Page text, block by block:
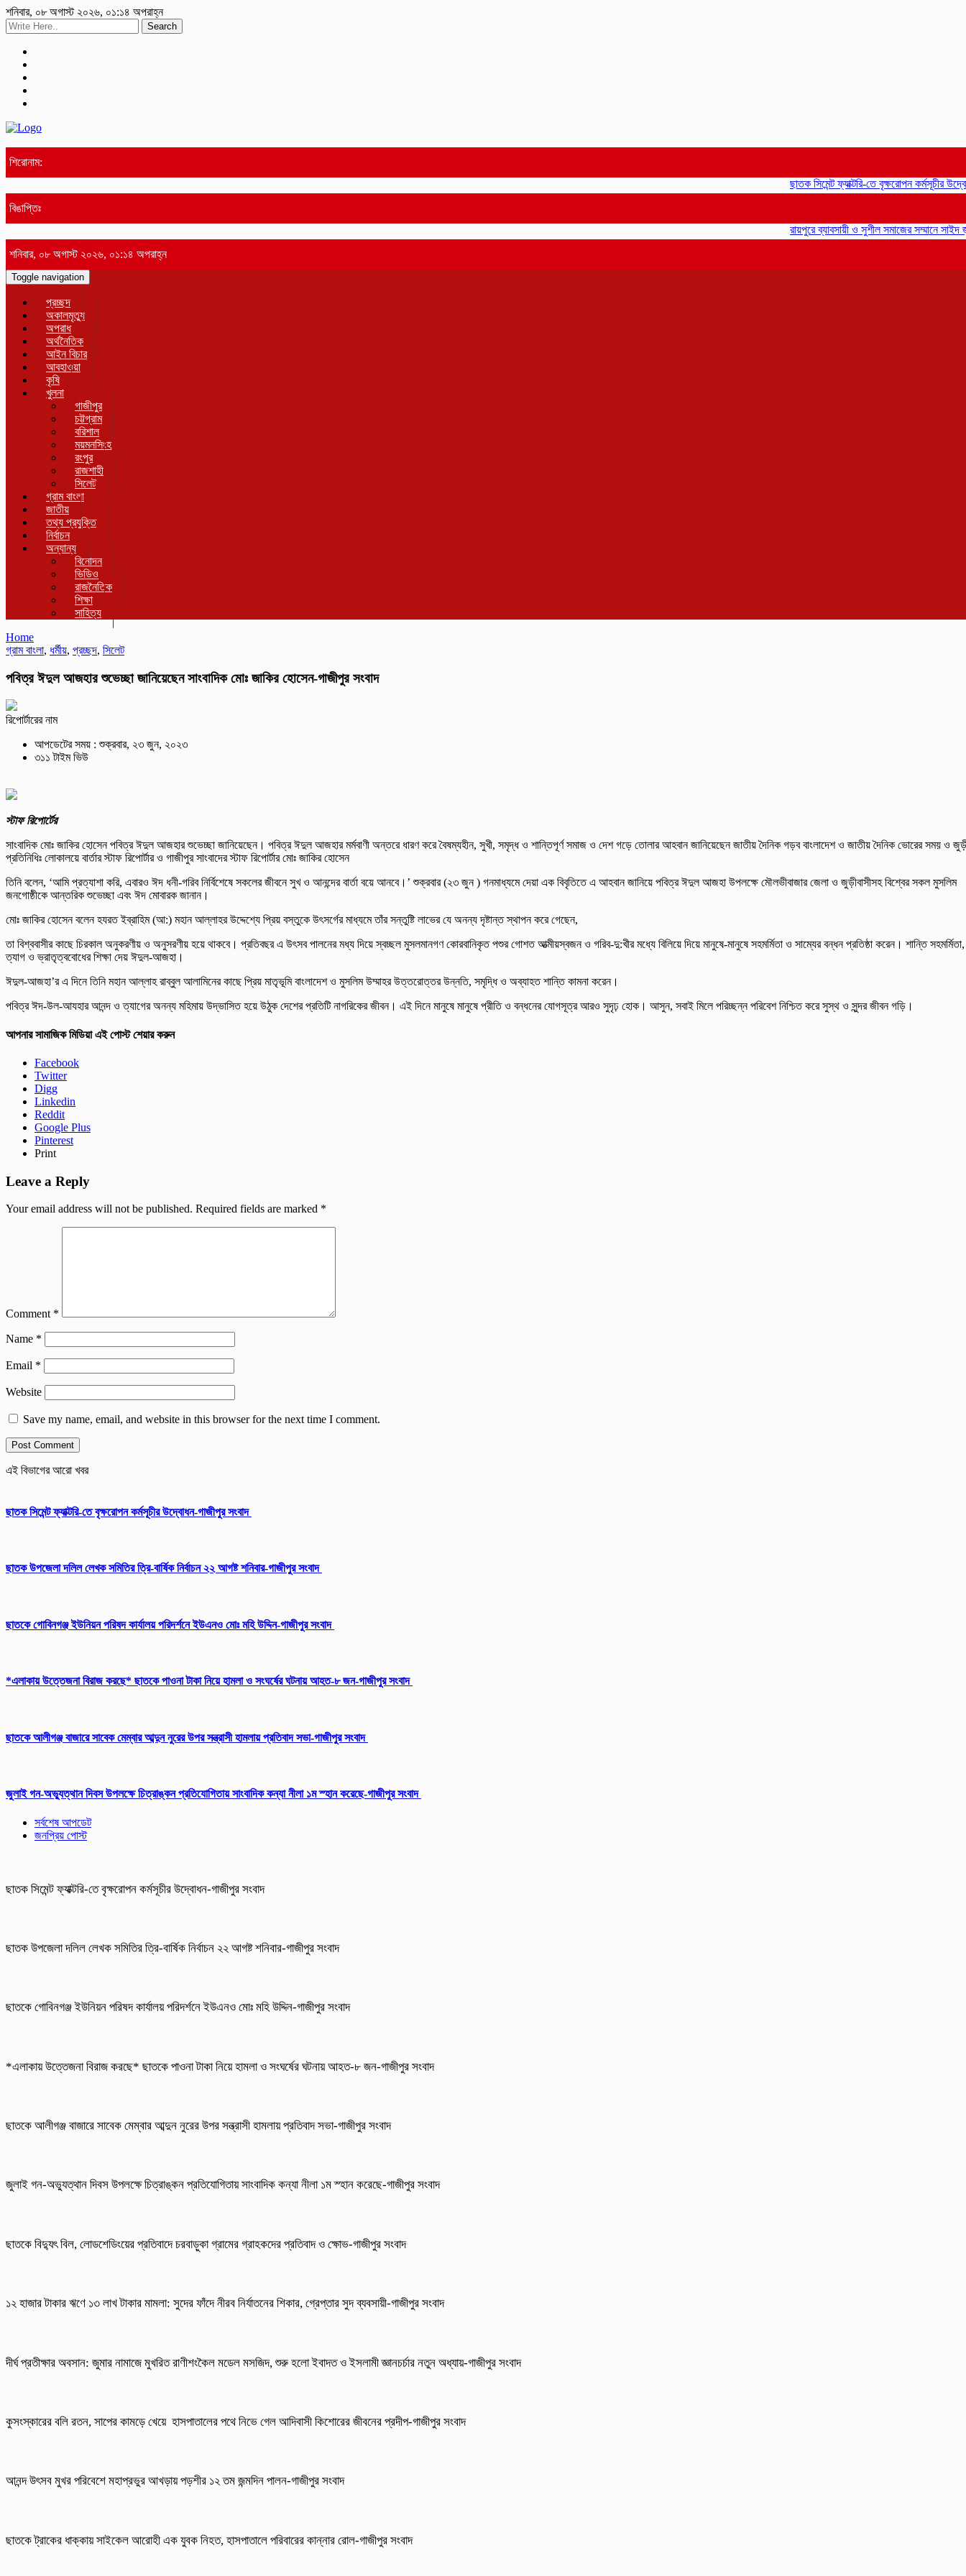
শনিবার, ০৮ অগাস্ট ২০২৬, ০১:১৪ অপরাহ্ন
Search
শিরোনাম:
ছাতক সিমেন্ট ফ্যাক্টরি-তে বৃক্ষরোপন কর্মসূচীর উদ্বোধন-
বিঙাপ্তিঃ
রায়পুরে ব্যাবসায়ী ও সুশীল সমাজের সম্মানে সাইদ
শনিবার, ০৮ অগাস্ট ২০২৬, ০১:১৪ অপরাহ্ন
Toggle navigation
প্রচ্ছদ
অকালমৃত্যু
অপরাধ
অর্থনৈতিক
আইন বিচার
আবহাওয়া
কৃষি
খুলনা
গাজীপুর
চট্টগ্রাম
বরিশাল
ময়মনসিংহ
রংপুর
রাজশাহী
সিলেট
গ্রাম বাংলা
জাতীয়
তথ্য প্রযুক্তি
নির্বাচন
অন্যান্য
বিনোদন
ভিডিও
রাজনৈতিক
শিক্ষা
সাহিত্য
Home
গ্রাম বাংলা, ধর্মীয়, প্রচ্ছদ, সিলেট
পবিত্র ঈদুল আজহার শুভেচ্ছা জানিয়েছেন সাংবাদিক মোঃ জাকির হোসেন-গাজীপুর সংবাদ
রিপোর্টারের নাম
আপডেটের সময় : শুক্রবার, ২৩ জুন, ২০২৩
৩১১ টাইম ভিউ
স্টাফ রিপোর্টের
সাংবাদিক মোঃ জাকির হোসেন পবিত্র ঈদুল আজহার শুভেচ্ছা জানিয়েছেন। পবিত্র ঈদুল আজহার মর্মবাণী অন্তরে ধারণ করে বৈষম্যহীন, সুখী, সমৃদ্ধ ও শান্তিপূর্ণ সমাজ ও দেশ গড়ে তোলার আহবান জানিয়েছেন জাতীয় দৈনিক গড়ব বাংলাদেশ ও জাতীয় দৈনিক ভোরের সময় ও
প্রতিনিধিঃ লোকালয়ে বার্তার স্টাফ রিপোর্টার ও গাজীপুর সাংবাদের স্টাফ রিপোর্টার মোঃ জাকির হোসেন
তিনি বলেন, ‘আমি প্রত্যাশা করি, এবারও ঈদ ধনী-গরিব নির্বিশেষে সকলের জীবনে সুখ ও আনন্দের বার্তা বয়ে আনবে।’ শুক্রবার (২৩ জুন ) গনমাধ্যমে দেয়া এক বিবৃতিতে এ আহবান জানিয়ে পবিত্র ঈদুল আজহা উপলক্ষে মৌলভীবাজার জেলা ও জুড়ীবাসীসহ বিশ্বের সকল মুসলিম
জনগোষ্ঠীকে আন্তরিক শুভেচ্ছা এবং ঈদ মোবারক জানান।
মোঃ জাকির হোসেন বলেন হযরত ইব্রাহিম (আ:) মহান আল্লাহর উদ্দেশ্যে প্রিয় বস্তুকে উৎসর্গের মাধ্যমে তাঁর সন্তুষ্টি লাভের যে অনন্য দৃষ্টান্ত স্থাপন করে গেছেন,
তা বিশ্ববাসীর কাছে চিরকাল অনুকরণীয় ও অনুসরণীয় হয়ে থাকবে। প্রতিবছর এ উৎসব পালনের মধ্য দিয়ে স্বচ্ছল মুসলমানগণ কোরবানিকৃত পশুর গোশত আত্মীয়স্বজন ও গরিব-দু:খীর মধ্যে বিলিয়ে দিয়ে মানুষে-মানুষে সহমর্মিতা ও সাম্যের বন্ধন প্রতিষ্ঠা করেন। শান্তি সহমর্মিতা,
ত্যাগ ও ভ্রাতৃত্ববোধের শিক্ষা দেয় ঈদুল-আজহা।
ঈদুল-আজহা’র এ দিনে তিনি মহান আল্লাহ রাব্বুল আলামিনের কাছে প্রিয় মাতৃভূমি বাংলাদেশ ও মুসলিম উম্মাহর উত্তরোত্তর উন্নতি, সমৃদ্ধি ও অব্যাহত শান্তি কামনা করেন।
পবিত্র ঈদ-উল-আযহার আনন্দ ও ত্যাগের অনন্য মহিমায় উদ্ভাসিত হয়ে উঠুক দেশের প্রতিটি নাগরিকের জীবন। এই দিনে মানুষে মানুষে প্রীতি ও বন্ধনের যোগসূত্র আরও সুদৃঢ় হোক। আসুন, সবাই মিলে পরিচ্ছন্ন পরিবেশ নিশ্চিত করে সুস্থ ও সুন্দর জীবন গড়ি।
আপনার সামাজিক মিডিয়া এই পোস্ট শেয়ার করুন
Facebook
Twitter
Digg
Linkedin
Reddit
Google Plus
Pinterest
Print
Leave a Reply
Your email address will not be published. Required fields are marked *
Comment *
Name *
Email *
Website
Save my name, email, and website in this browser for the next time I comment.
এই বিভাগের আরো খবর
ছাতক সিমেন্ট ফ্যাক্টরি-তে বৃক্ষরোপন কর্মসূচীর উদ্বোধন-গাজীপুর সংবাদ
ছাতক উপজেলা দলিল লেখক সমিতির ত্রি-বার্ষিক নির্বাচন ২২ আগষ্ট শনিবার-গাজীপুর সংবাদ
ছাতকে গোবিনগঞ্জ ইউনিয়ন পরিষদ কার্যালয় পরিদর্শনে ইউএনও মোঃ মহি উদ্দিন-গাজীপুর সংবাদ
*এলাকায় উত্তেজনা বিরাজ করছে* ছাতকে পাওনা টাকা নিয়ে হামলা ও সংঘর্ষের ঘটনায় আহত-৮ জন-গাজীপুর সংবাদ
ছাতকে আলীগঞ্জ বাজারে সাবেক মেম্বার আব্দুন নুরের উপর সন্ত্রাসী হামলায় প্রতিবাদ সভা-গাজীপুর সংবাদ
জুলাই গন-অভ্যুত্থান দিবস উপলক্ষে চিত্রাঙ্কন প্রতিযোগিতায় সাংবাদিক কন্যা নীলা ১ম স্হান করেছে-গাজীপুর সংবাদ
সর্বশেষ আপডেট
জনপ্রিয় পোস্ট
ছাতক সিমেন্ট ফ্যাক্টরি-তে বৃক্ষরোপন কর্মসূচীর উদ্বোধন-গাজীপুর সংবাদ
ছাতক উপজেলা দলিল লেখক সমিতির ত্রি-বার্ষিক নির্বাচন ২২ আগষ্ট শনিবার-গাজীপুর সংবাদ
ছাতকে গোবিনগঞ্জ ইউনিয়ন পরিষদ কার্যালয় পরিদর্শনে ইউএনও মোঃ মহি উদ্দিন-গাজীপুর সংবাদ
*এলাকায় উত্তেজনা বিরাজ করছে* ছাতকে পাওনা টাকা নিয়ে হামলা ও সংঘর্ষের ঘটনায় আহত-৮ জন-গাজীপুর সংবাদ
ছাতকে আলীগঞ্জ বাজারে সাবেক মেম্বার আব্দুন নুরের উপর সন্ত্রাসী হামলায় প্রতিবাদ সভা-গাজীপুর সংবাদ
জুলাই গন-অভ্যুত্থান দিবস উপলক্ষে চিত্রাঙ্কন প্রতিযোগিতায় সাংবাদিক কন্যা নীলা ১ম স্হান করেছে-গাজীপুর সংবাদ
ছাতকে বিদ্যুৎ বিল, লোডশেডিংয়ের প্রতিবাদে চরবাড়ুকা গ্রামের গ্রাহকদের প্রতিবাদ ও ক্ষোভ-গাজীপুর সংবাদ
১২ হাজার টাকার ঋণে ১৩ লাখ টাকার মামলা: সুদের ফাঁদে নীরব নির্যাতনের শিকার, গ্রেপ্তার সুদ ব্যবসায়ী-গাজীপুর সংবাদ
দীর্ঘ প্রতীক্ষার অবসান: জুমার নামাজে মুখরিত রাণীশংকৈল মডেল মসজিদ, শুরু হলো ইবাদত ও ইসলামী জ্ঞানচর্চার নতুন অধ্যায়-গাজীপুর সংবাদ
কুসংস্কারের বলি রতন, সাপের কামড়ে খেয়ে হাসপাতালের পথে নিভে গেল আদিবাসী কিশোরের জীবনের প্রদীপ-গাজীপুর সংবাদ
আনন্দ উৎসব মুখর পরিবেশে মহাপ্রভুর আখড়ায় পড়শীর ১২ তম জন্মদিন পালন-গাজীপুর সংবাদ
ছাতকে ট্রাকের ধাক্কায় সাইকেল আরোহী এক যুবক নিহত, হাসপাতালে পরিবারের কান্নার রোল-গাজীপুর সংবাদ